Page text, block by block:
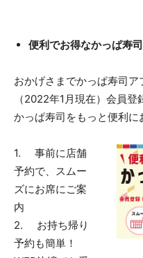
便利でお得なかっぱ寿司
おかげさまでかっぱ寿司
（2022年1月現在）会員登
かっぱ寿司をもっと便利に
1. 事前に店舗
予約で、スムー
ズにお席にご案
内
2. お持ち帰り
予約も簡単！